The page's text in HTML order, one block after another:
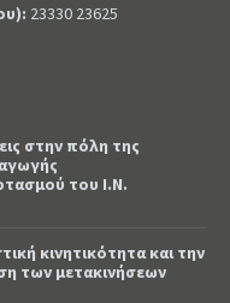
23330 23625
στην πόλη της
του Ι.Ν.
κινητικότητα και την
των μετακινήσεων